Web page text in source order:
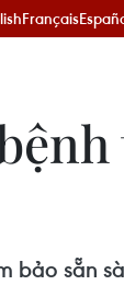
Français
bảo sẵn